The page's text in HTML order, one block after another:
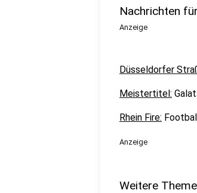
Nachrichten
Anzeige
Düsseldorfer
Meistertitel:
Rhein Fire:
Anzeige
Weitere